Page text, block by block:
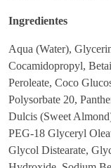
k
n
C
h
a
m
p
ô
Ingredientes
Aqua (Water),
Cocamidopropyl,
Peroleate, Coco
Polysorbate 20,
Dulcis (Sweet
PEG-18 Glyceryl
Glycol Distearate,